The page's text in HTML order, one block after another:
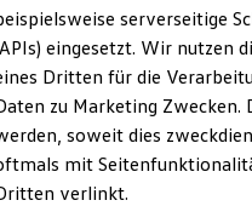
Inspektion und HU/AU
Reparaturen und Checks
Motorenöl und
Räder und Reifen
Pannen- und Unfallhilfe
Economy Service
Volkswagen Teile
Modellspezifisches Zubehör
serverseitige
eingesetzt. Wir nutzen
Dritten für die
zu Marketing Zwecken.
soweit dies
mit
verlinkt.